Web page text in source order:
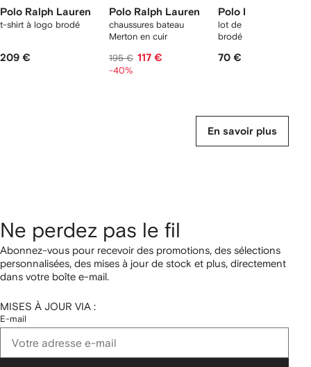
Polo Ralph Lauren
t-shirt à logo brodé
209 €
Polo Ralph Lauren
chaussures bateau
Merton en cuir
195 € 117 €
-40%
Polo Ralph Lauren
lot de 3 t-shirts à logo
brodé
70 €
En savoir plus
Ne perdez pas le fil
Abonnez-vous pour recevoir des promotions, des sélections
personnalisées, des mises à jour de stock et plus, directement
dans votre boîte e-mail.
MISES À JOUR VIA :
E-mail